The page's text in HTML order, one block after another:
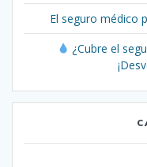
El seguro médico
¿Cubre el